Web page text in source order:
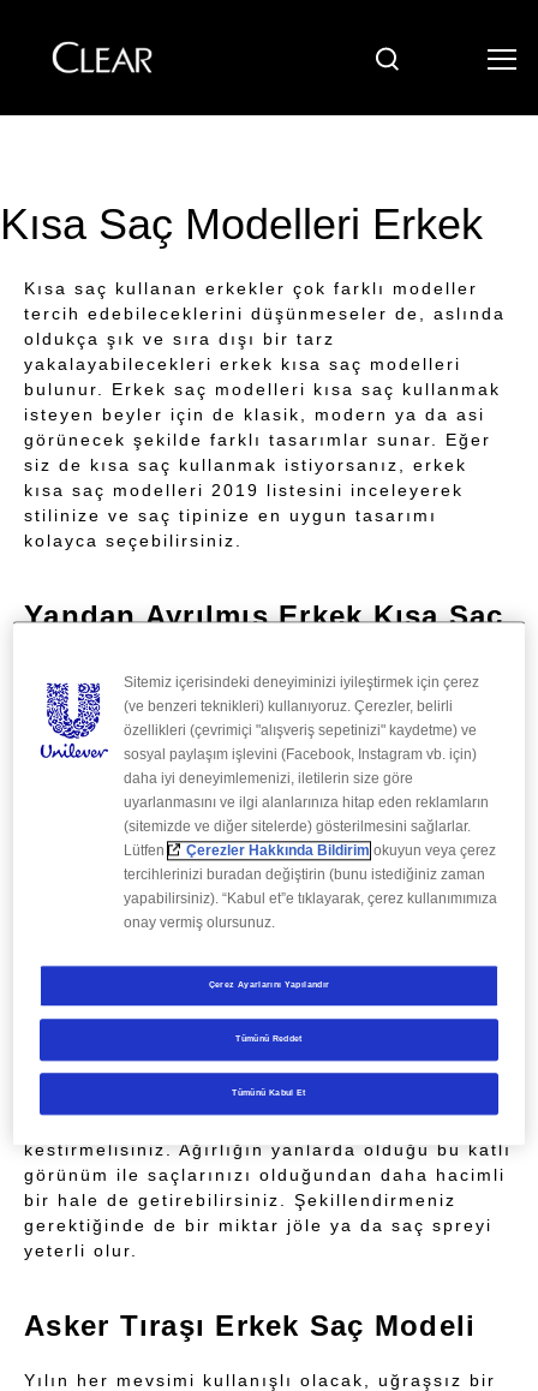
Ara
Kısa Saç Modelleri Erkek
Kısa saç kullanan erkekler çok farklı modeller
tercih edebileceklerini düşünmeseler de, aslında
oldukça şık ve sıra dışı bir tarz
yakalayabilecekleri erkek kısa saç modelleri
bulunur. Erkek saç modelleri kısa saç kullanmak
isteyen beyler için de klasik, modern ya da asi
görünecek şekilde farklı tasarımlar sunar. Eğer
siz de kısa saç kullanmak istiyorsanız, erkek
kısa saç modelleri 2019 listesini inceleyerek
stilinize ve saç tipinize en uygun tasarımı
kolayca seçebilirsiniz.
Yandan Ayrılmış Erkek Kısa Saç
Eğer karizmatik bir stil ve jilet gibi görünen
saçlar istiyorsanız, saçlarınızı yandan ayrılmış
şekilde kestirebilirsiniz. Bu model için önleri ve
üstleri biraz daha uzun tutup yanları daha kısa
yaptırabilirsiniz. Böylece hem günlük hayatta
hem de özel davetlerde kolayca şekil alıp çok şık
bir görünüme kavuşan saçlar elde edebilirsiniz.
Gerektiğinde jöle kullanarak saçlarınızı kolayca
farklı tarzlara geçirebilirsiniz.
Katlı ve Hareketli Erkek Kısa
Saç Modeli
Saçlarınızın çok fazla kısa olmasını
istemiyorsanız ve doğal bir görünüm elde
kestirmelisiniz. Ağırlığın yanlarda olduğu bu katlı
görünüm ile saçlarınızı olduğundan daha hacimli
bir hale de getirebilirsiniz. Şekillendirmeniz
gerektiğinde de bir miktar jöle ya da saç spreyi
yeterli olur.
Asker Tıraşı Erkek Saç Modeli
Yılın her mevsimi kullanışlı olacak, uğraşsız bir
Sitemiz içerisindeki deneyiminizi iyileştirmek için çerez
(ve benzeri teknikleri) kullanıyoruz. Çerezler, belirli
özellikleri (çevrimiçi "alışveriş sepetinizi" kaydetme) ve
sosyal paylaşım işlevini (Facebook, Instagram vb. için)
daha iyi deneyimlemenizi, iletilerin size göre
uyarlanmasını ve ilgi alanlarınıza hitap eden reklamların
(sitemizde ve diğer sitelerde) gösterilmesini sağlarlar.
Lütfen
Çerezler Hakkında Bildirim okuyun veya çerez
tercihlerinizi buradan değiştirin (bunu istediğiniz zaman
yapabilirsiniz). “Kabul et”e tıklayarak, çerez kullanımımıza
onay vermiş olursunuz.
Çerez Ayarlarını Yapılandır
Tümünü Reddet
Tümünü Kabul Et